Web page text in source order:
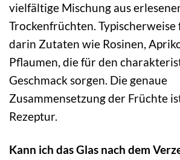
vielfältige Mischung aus
Trockenfrüchten. Typischerweise
darin Zutaten wie Rosinen,
Pflaumen, die für den
Geschmack sorgen. Die genaue
Zusammensetzung der Früchte
Rezeptur.
Kann ich das Glas nach dem